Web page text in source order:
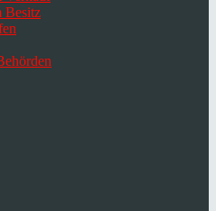
Besitz